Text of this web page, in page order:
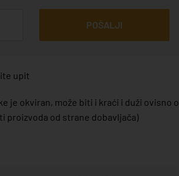
POŠALJI
upit
je okviran, može biti i kraći i duži ovisno o
od strane dobavljača)